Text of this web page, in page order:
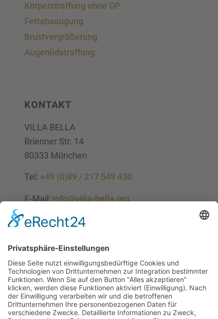
Körper­straf­fung ohne OP
Fettab­sau­gung
Brust­ver­grö­ße­rung
Augen­lid­s­traf­fung
KONTAKT
VILLA BELLA
Brien­ner Str. 14
80333 München
Tel: +49 (0)89 / 217 549 430
E‑Mail: info@villa-bella.org
ÖFFNUNGS­ZEI­TEN
Mo-Do: 09:00 — 20:00 Uhr
Fr: 09:00 — 18:00 Uhr
Sa*: 10:00 — 18:00 Uhr